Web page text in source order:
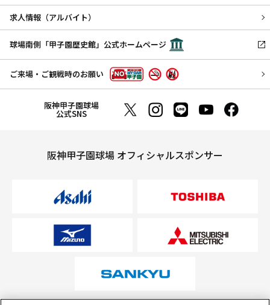
求人情報（アルバイト）
球場南側「甲子園歴史館」公式ホームページ
ご来場・ご観戦時のお願い
阪神甲子園球場
公式SNS
阪神甲子園球場 オフィシャルスポンサー